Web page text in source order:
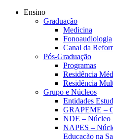
Ensino
Graduação
Medicina
Fonoaudiologia
Canal da
Pós-Graduação
Programas
Residência
Residência
Grupo e Núcleos
Entidades
GRAPEME –
NDE – Núcleo
NAPES –
Educação na